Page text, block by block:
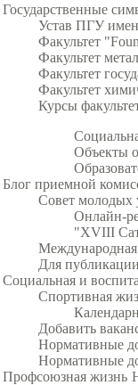
Государственные
Устав ПГУ
Факультет
Факультет
Факультет
Факультет
Курсы
Объекты
Блог приемной
Совет молодых
Онлайн-
"XVIII
Международная
Для
Социальная и
Спортивная
Добавить
Нормативные
Нормативные
Профсоюзная жизнь